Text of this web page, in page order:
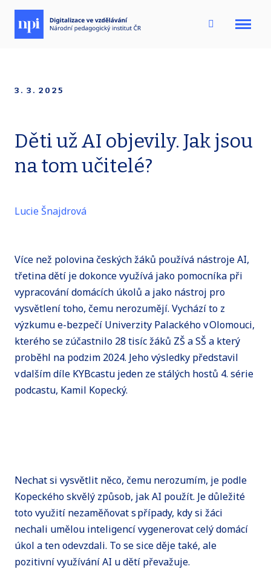
Menu
3. 3. 2025
Děti už AI objevily. Jak jsou
na tom učitelé?
Lucie Šnajdrová
Více než polovina českých žáků používá nástroje AI,
třetina dětí je dokonce využívá jako pomocníka při
vypracování domácích úkolů a jako nástroj pro
vysvětlení toho, čemu nerozumějí. Vychází to z
výzkumu e-bezpečí Univerzity Palackého v Olomouci,
kterého se zúčastnilo 28 tisíc žáků ZŠ a SŠ a který
proběhl na podzim 2024. Jeho výsledky představil
v dalším díle KYBcastu jeden ze stálých hostů 4. série
podcastu, Kamil Kopecký.
Nechat si vysvětlit něco, čemu nerozumím, je podle
Kopeckého skvělý způsob, jak AI použít. Je důležité
toto využití nezaměňovat s případy, kdy si žáci
nechali umělou inteligencí vygenerovat celý domácí
úkol a ten odevzdali. To se sice děje také, ale
pozitivní využívání AI u dětí převažuje.